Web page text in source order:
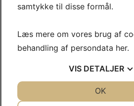
samtykke til disse formål.
Læs mere om vores brug af
behandling af persondata her.
VIS DETALJER
OK